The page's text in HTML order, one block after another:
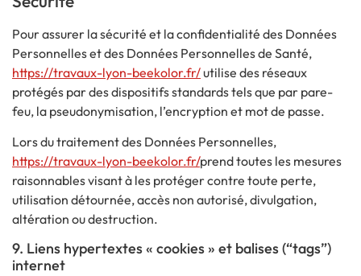
Pour assurer la sécurité et la confidentialité des Données
Personnelles et des Données Personnelles de Santé,
https://travaux-lyon-beekolor.fr/utilise des réseaux
protégés par des dispositifs standards tels que par pare-
feu, la pseudonymisation, l’encryption et mot de passe.
Lors du traitement des Données Personnelles,
https://travaux-lyon-beekolor.fr/prend toutes les mesures
raisonnables visant à les protéger contre toute perte,
utilisation détournée, accès non autorisé, divulgation,
altération ou destruction.
9. Liens hypertextes « cookies » et balises (“tags”)
internet